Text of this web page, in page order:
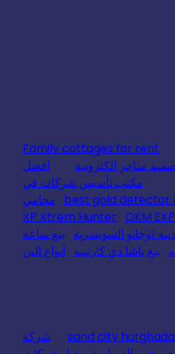
Family cottages for rent
متاجر الكترونية
افضل
مكتب تأسيس شركات في
best gold detector
محامي
XP Xtrem Hunter OKM
لوجانو السويسرية
بيع ساعة
بيع باشا دي كارتييه أنواع البن
sand city
شركة